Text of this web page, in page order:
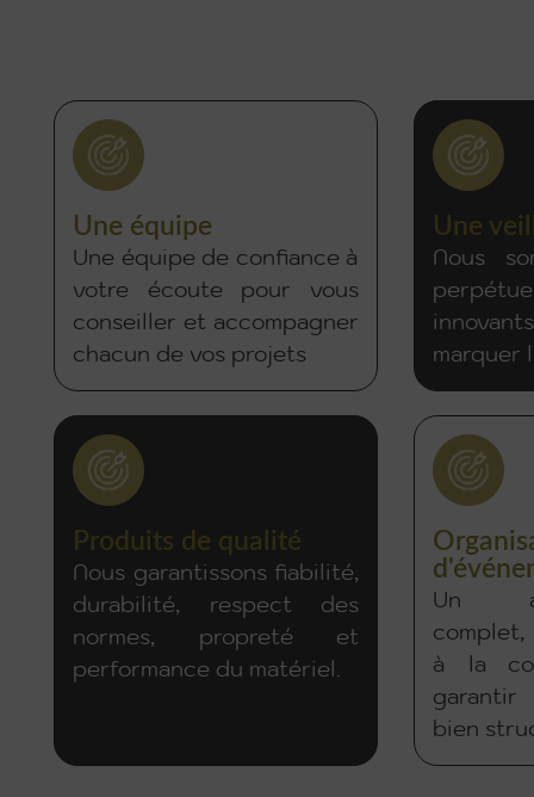
Une équipe
Une équipe de confiance à
votre écoute pour vous
conseiller et accompagner
chacun de vos projets
Une
Nous
marquer
Produits de qualité
Nous garantissons fiabilité,
durabilité, respect des
normes, propreté et
performance du matériel.
Un
à la
bien